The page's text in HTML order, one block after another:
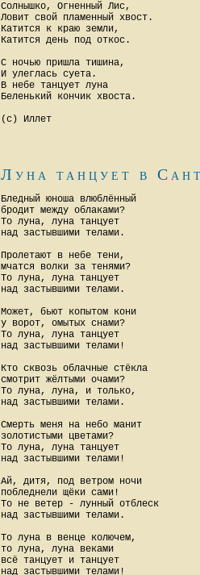
Солнышко, Огненный Лис,
Ловит свой пламенный хвост.
Катится к краю земли,
Катится день под откос.
С ночью пришла тишина,
И улеглась суета.
В небе танцует луна
Беленький кончик хвоста.
Луна танцует в
Бледный юноша влюблённый
бродит между облаками?
То луна, луна танцует
над застывшими телами.
Пролетают в небе тени,
мчатся волки за тенями?
То луна, луна танцует
над застывшими телами.
Может, бьют копытом кони
у ворот, омытых снами?
То луна, луна танцует
над застывшими телами!
Кто сквозь облачные стёкла
смотрит жёлтыми очами?
То луна, луна, и только,
над застывшими телами.
Смерть меня на небо манит
золотистыми цветами?
То луна, луна танцует
над застывшими телами!
Ай, дитя, под ветром ночи
побледнели щёки сами!
То не ветер - лунный отблеск
над застывшими телами.
То луна в венце колючем,
то луна, луна веками
всё танцует и танцует
над застывшими телами!